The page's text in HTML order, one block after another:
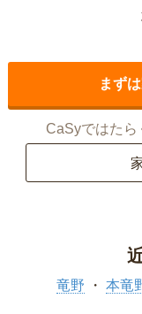
まず
CaSyではたら
竜野 本竜